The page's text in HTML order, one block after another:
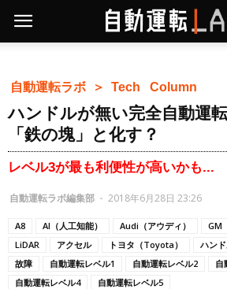
自動運転ラボ ＞ Tech Column
ハンドルが無い完全自動運
「鉄の塊」と化す？
レベル3が最も利便性が高いかも...
自動運転ラボ編集部 - 2018年6月28日 23:26
A8 AI（人工知能） Audi（アウディ）
GM
LiDAR
アクセル トヨタ（Toyota） ハン
故障
自動運転レベル1 自動運転レベル2
自
自動運転レベル4
自動運転レベル5